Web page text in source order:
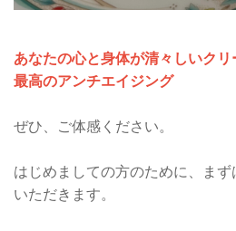
あなたの心と身体が清々しいク
最高のアンチエイジング
ぜひ、ご体感ください。
はじめましての方のために、ま
いただきます。